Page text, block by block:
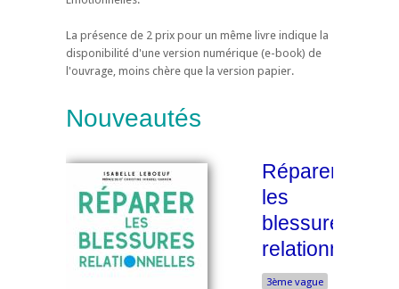
La présence de 2 prix pour un même livre indique la
disponibilité d'une version numérique (e-book) de
l'ouvrage, moins chère que la version papier.
Nouveautés
Réparer
les
blessures
relationnelles
3ème vague